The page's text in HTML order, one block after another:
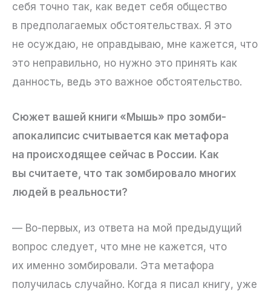
себя точно так, как ведет себя общество
в предполагаемых обстоятельствах. Я это
не осуждаю, не оправдываю, мне кажется, что
это неправильно, но нужно это принять как
данность, ведь это важное обстоятельство.
Сюжет вашей книги «Мышь» про зомби-
апокалипсис считывается как метафора
на происходящее сейчас в России. Как
вы считаете, что так зомбировало многих
людей в реальности?
— Во-первых, из ответа на мой предыдущий
вопрос следует, что мне не кажется, что
их именно зомбировали. Эта метафора
получилась случайно. Когда я писал книгу, уже